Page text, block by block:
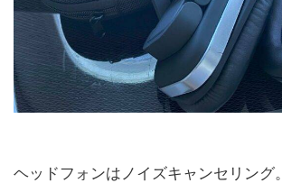
ヘッドフォンはノイズキャンセリング。